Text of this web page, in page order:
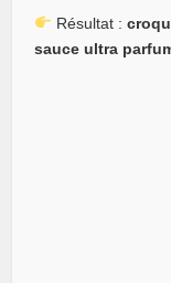
Résultat :
sauce ultra